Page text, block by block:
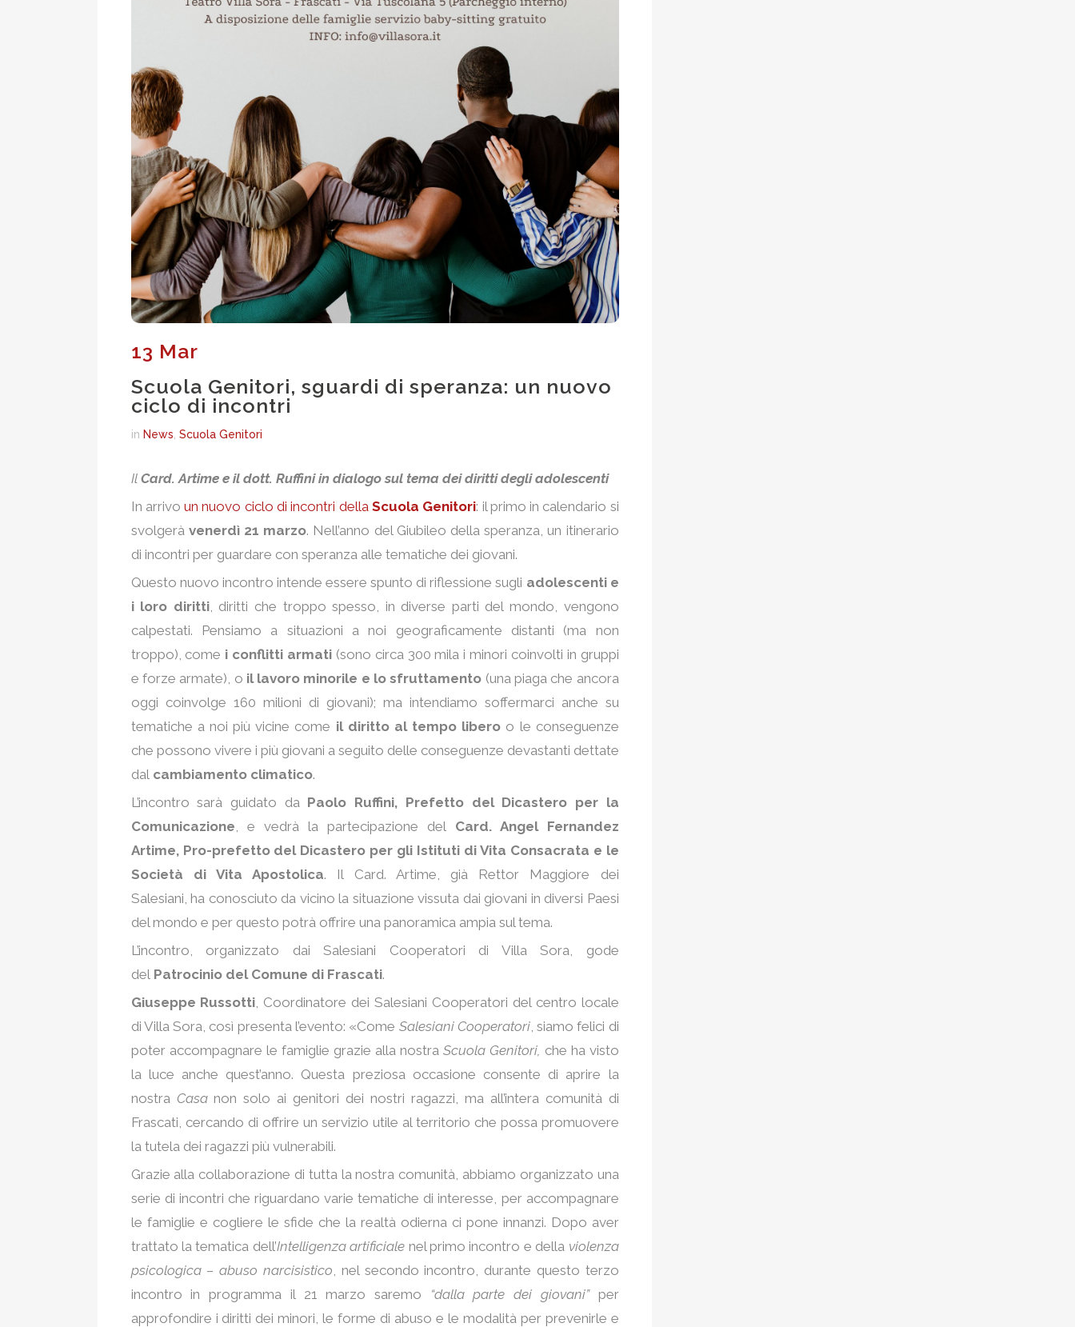
13 Mar
Scuola Genitori, sguardi di speranza: un nuovo
ciclo di incontri
in News Scuola Genitori
Il Card. Artime e il dott. Ruffini in dialogo sul tema dei diritti degli adolescenti
In arrivoun nuovo ciclo di incontri della Scuola Genitori: il primo in calendario si
svolgerà venerdì 21 marzo. Nell’anno del Giubileo della speranza, un itinerario
di incontri per guardare con speranza alle tematiche dei giovani.
Questo nuovo incontro intende essere spunto di riflessione sugli adolescenti e
i loro diritti, diritti che troppo spesso, in diverse parti del mondo, vengono
calpestati. Pensiamo a situazioni a noi geograficamente distanti (ma non
troppo), come i conflitti armati (sono circa 300 mila i minori coinvolti in gruppi
e forze armate), o il lavoro minorile e lo sfruttamento (una piaga che ancora
oggi coinvolge 160 milioni di giovani); ma intendiamo soffermarci anche su
tematiche a noi più vicine come il diritto al tempo libero o le conseguenze
che possono vivere i più giovani a seguito delle conseguenze devastanti dettate
dal cambiamento climatico.
L’incontro sarà guidato da Paolo Ruffini, Prefetto del Dicastero per la
Comunicazione , e vedrà la partecipazione del Card. Angel Fernandez
Artime, Pro-prefetto del Dicastero per gli Istituti di Vita Consacrata e le
Società di Vita Apostolica. Il Card. Artime, già Rettor Maggiore dei
Salesiani, ha conosciuto da vicino la situazione vissuta dai giovani in diversi Paesi
del mondo e per questo potrà offrire una panoramica ampia sul tema.
L’incontro, organizzato dai Salesiani Cooperatori di Villa Sora, gode
del Patrocinio del Comune di Frascati.
Giuseppe Russotti , Coordinatore dei Salesiani Cooperatori del centro locale
di Villa Sora, così presenta l’evento: «Come Salesiani Cooperatori, siamo felici di
poter accompagnare le famiglie grazie alla nostra Scuola Genitori, che ha visto
la luce anche quest’anno. Questa preziosa occasione consente di aprire la
nostra Casanon solo ai genitori dei nostri ragazzi, ma all’intera comunità di
Frascati, cercando di offrire un servizio utile al territorio che possa promuovere
la tutela dei ragazzi più vulnerabili.
Grazie alla collaborazione di tutta la nostra comunità, abbiamo organizzato una
serie di incontri che riguardano varie tematiche di interesse, per accompagnare
le famiglie e cogliere le sfide che la realtà odierna ci pone innanzi. Dopo aver
trattato la tematica dell’Intelligenza artificiale nel primo incontro e della violenza
psicologica – abuso narcisistico , nel secondo incontro, durante questo terzo
incontro in programma il 21 marzo saremo
“dalla parte dei giovani”per
approfondire i diritti dei minori, le forme di abuso e le modalità per prevenirle e